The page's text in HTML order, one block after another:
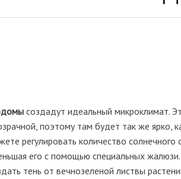
создадут идеальный микроклимат.
поэтому там будет так же ярко,
регулировать количество солнечного
его с помощью специальных
тень от вечнозеленой листвы